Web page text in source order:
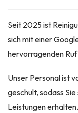
Seit 2025 ist
sich mit einer
hervorragenden
Unser Personal ist
geschult, sodass
Leistungen erhalten.